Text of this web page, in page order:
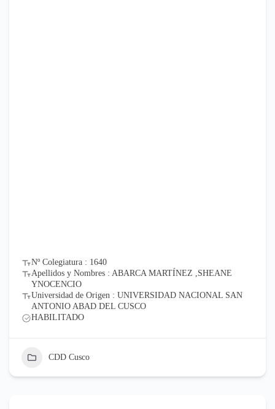
Nº Colegiatura : 1640
Apellidos y Nombres : ABARCA MARTÍNEZ ,SHEANE
YNOCENCIO
Universidad de Origen : UNIVERSIDAD NACIONAL SAN
ANTONIO ABAD DEL CUSCO
HABILITADO
CDD Cusco